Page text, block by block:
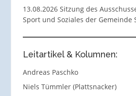
13.08.2026 Sitzung des
Sport und Soziales der Gemeinde
Leitartikel & Kolumnen:
Andreas Paschko
Niels Tümmler (Plattsnacker)